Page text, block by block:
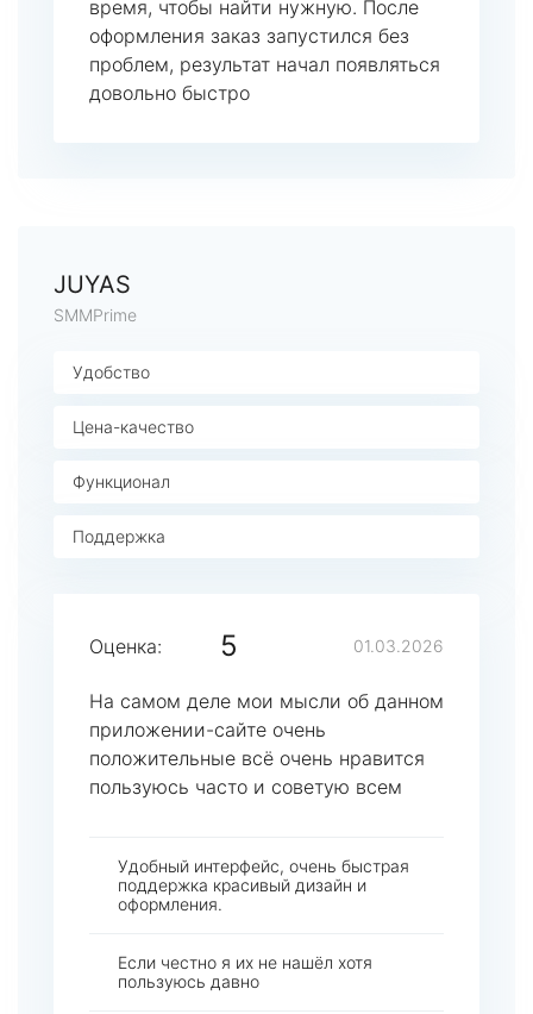
время, чтобы найти нужную. После
оформления заказ запустился без
проблем, результат начал появляться
довольно быстро
JUYAS
SMMPrime
Удобство
Цена-качество
Функционал
Поддержка
Оценка: 5 01.03.2026
На самом деле мои мысли об данном
приложении-сайте очень
положительные всё очень нравится
пользуюсь часто и советую всем
Удобный интерфейс, очень быстрая
поддержка красивый дизайн и
оформления.
Если честно я их не нашёл хотя
пользуюсь давно